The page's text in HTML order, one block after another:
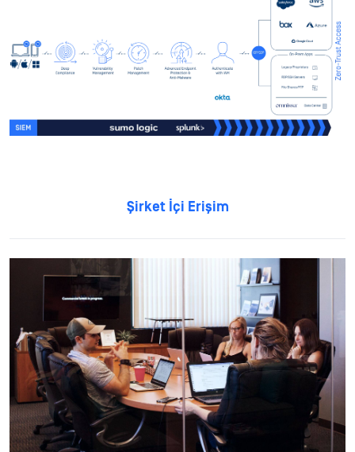
Şirket İçi Erişim